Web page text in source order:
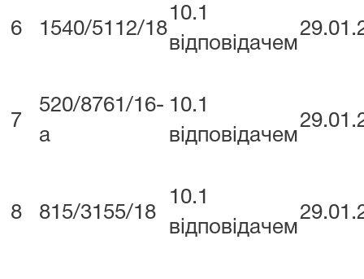
6 1540/5112/18
10.1
відповідачем
7
520/8761/16-
а
10.1
відповідачем
8 815/3155/18
10.1
відповідачем